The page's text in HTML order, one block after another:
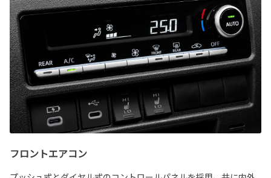
フロントエアコン